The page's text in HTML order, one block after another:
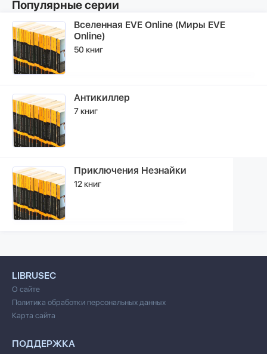
Популярные серии
Вселенная EVE Online (Миры EVE
Online)
50 книг
Антикиллер
7 книг
Приключения Незнайки
12 книг
LIBRUSEC
О сайте
Политика обработки персональных данных
Карта сайта
ПОДДЕРЖКА